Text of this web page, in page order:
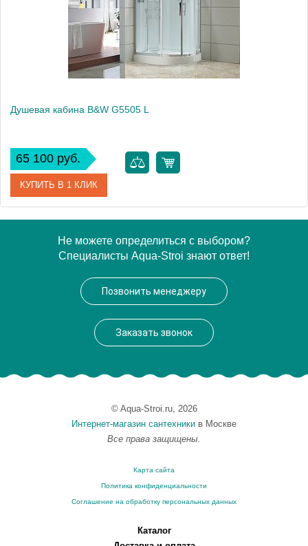
Душевая кабина B&W G5505 L
65 100 руб.
КУПИТЬ В 1 КЛИК
Не можете определиться с выбором?
Специалисты Aqua-Stroi знают ответ!
Позвонить менеджеру
Заказать звонок
© Aqua-Stroi.ru, 2026
Интернет-магазин сантехники в Москве
Все права защищены.
Карта сайта
Политика конфиденциальности
Соглашение на обработку персональных данных
Каталог